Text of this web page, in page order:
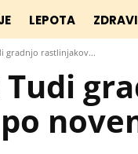
LEPOTA
gradnjo rastlinjakov...